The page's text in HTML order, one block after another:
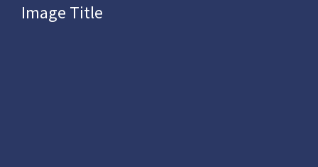
Image Title